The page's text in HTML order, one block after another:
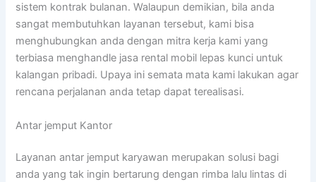
sistem kontrak bulanan. Walaupun demikian, bila anda
sangat membutuhkan layanan tersebut, kami bisa
menghubungkan anda dengan mitra kerja kami yang
terbiasa menghandle jasa rental mobil lepas kunci untuk
kalangan pribadi. Upaya ini semata mata kami lakukan agar
rencana perjalanan anda tetap dapat terealisasi.
Antar jemput Kantor
Layanan antar jemput karyawan merupakan solusi bagi
anda yang tak ingin bertarung dengan rimba lalu lintas di